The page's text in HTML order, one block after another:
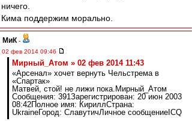
ничего.
Кима поддержим морально.
МиК -
02 фев 2014 09:46
Мирный_Атом » 02 фев 2014 11:43
«Арсенал» хочет вернуть Чельстрема в
«Спартак»
Матвей, стой! не лижи пока.Мирный_Атом
Сообщения: 391Зарегистрирован: 20 июн 2003
08:42Полное имя: КириллСтрана:
UkraineГород: СлавутичЛичное сообщениеICQ